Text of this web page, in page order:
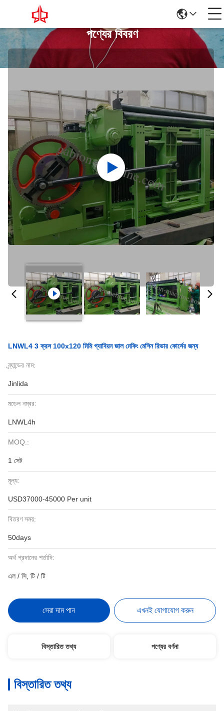
পণ্যের বিবরণ
LNWL4 3 ক্রস 100x120 মিমি গ্যাবিয়ন জাল মেকিং মেশিন রিভার কোর্সের জন্য
ব্র্যান্ডের নাম:
Jinlida
মডেল নম্বর:
LNWL4h
MOQ.:
1 সেট
মূল্য:
USD37000-45000 Per unit
বিতরণ সময়:
50days
অর্থ প্রদানের শর্তাদি:
এল / সি, টি / টি
সেরা দাম পান এখনই যোগাযোগ করুন
বিস্তারিত তথ্য পণ্যের বর্ণনা
বিস্তারিত তথ্য